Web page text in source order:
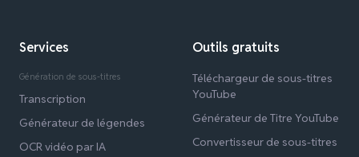
Services
Génération de sous-titres
Transcription
Générateur de légendes
OCR vidéo par IA
Outils gratuits
Téléchargeur de sous-titres
YouTube
Générateur de Titre YouTube
Convertisseur de sous-titres